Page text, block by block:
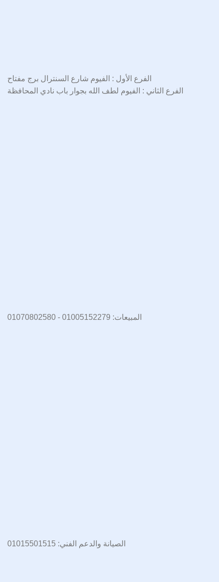
الفرع الأول : الفيوم شارع السنترال برج مفتاح
الفرع الثاني : الفيوم لطف الله بجوار باب نادي المحافظة
المبيعات: 01005152279 - 01070802580
الصيانة والدعم الفني: 01015501515